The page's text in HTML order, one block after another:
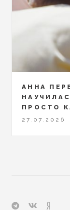
АННА
ПРОСТО
27.07.2026